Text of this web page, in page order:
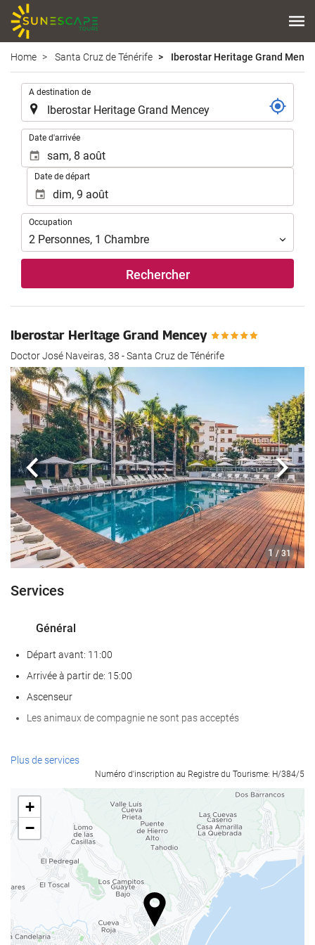
Home Santa Cruz de Ténérife Iberostar Heritage Grand
A destination de
Date d'arrivée
Date de départ
Occupation
Occupation
2 Personnes, 1 Chambre
Rechercher
Iberostar Heritage Grand Mencey
Doctor José Naveiras, 38 - Santa Cruz de Ténérife
1 / 31
Précédent
Services
Général
Départ avant: 11:00
Arrivée à partir de: 15:00
Ascenseur
Les animaux de compagnie ne sont pas acceptés
Bien-être
bain turc/à vapeur
Salle de Fitness
Services de réception
Réception ouverte 24h/24
Bagagerie
Plus de services
Numéro d'inscription au Registre du Tourisme: H/384/5
+
−